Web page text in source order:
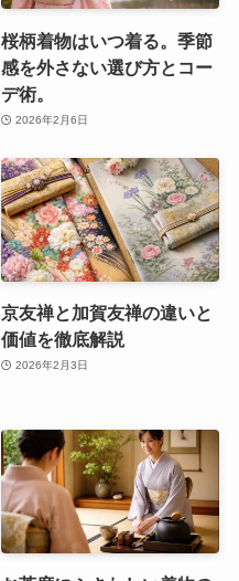
桜柄着物はいつ着る。季節
感を外さない選び方とコー
デ術。
2026年2月6日
京友禅と加賀友禅の違いと
価値を徹底解説
2026年2月3日